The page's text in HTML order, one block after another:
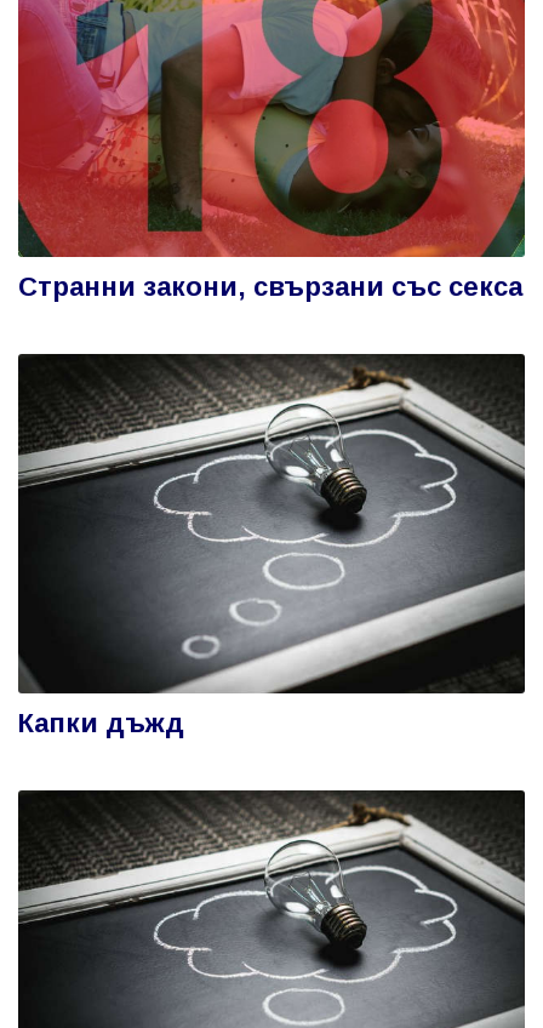
Странни закони, свързани със секса
Капки дъжд